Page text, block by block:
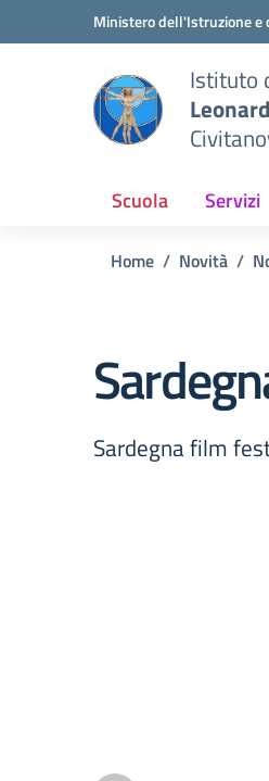
Vai ai contenuti
Vai al menu di navigazione
Ministero dell'Istruzione e
Istituto
Scuola Servizi
Home Novità
Sardegna film